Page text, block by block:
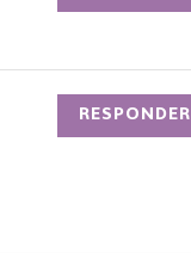
RESPONDER